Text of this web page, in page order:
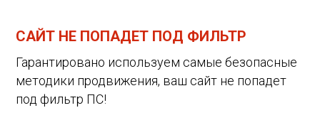
САЙТ НЕ ПОПАДЕТ ПОД ФИЛЬТР
Гарантировано используем самые безопасные
методики продвижения, ваш сайт не попадет
под фильтр ПС!